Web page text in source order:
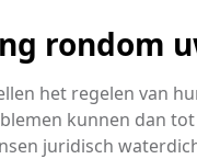
rondom
het regelen van
kunnen dan
juridisch